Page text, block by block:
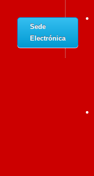
Sede
Electrónica